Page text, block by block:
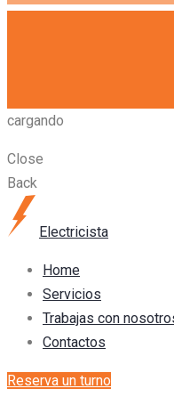
cargando
Close
Back
Electricista
Home
Servicios
Trabajas con
Contactos
Reserva un turno